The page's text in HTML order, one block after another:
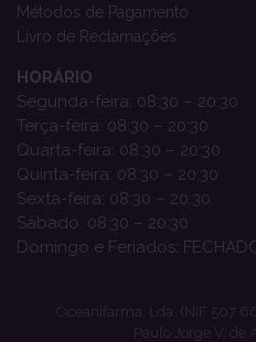
Métodos de Pagamento
Livro de Reclamações
HORÁRIO
Segunda-feira: 08:30 – 20:30
Terça-feira: 08:30 – 20:30
Quarta-feira: 08:30 – 20:30
Quinta-feira: 08:30 – 20:30
Sexta-feira: 08:30 – 20:30
Sábado: 08:30 – 20:30
Domingo e Feriados:
Oceanifarma, Lda. (NIF 507
Paulo Jorge V. de